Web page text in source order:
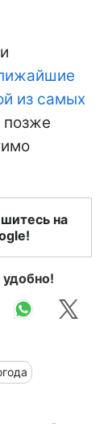
из самых
позже
на
удобно!